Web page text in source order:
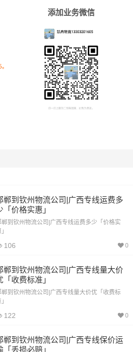
，不作为最终成交价格，望知
终合作价格，可咨询凯冉物流
25021.5元
添加业务微信
郸到钦州物流公司|广西专线运费多
「价格实惠」
郸到钦州物流公司|广西专线运费多少「价格实
106 0
郸到钦州物流公司|广西专线量大价
「收费标准」
郸到钦州物流公司|广西专线量大价优「收费标
122 0
郸到钦州物流公司|广西专线保价运
「丢损必赔」